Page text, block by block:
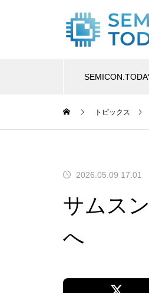
トピックス
2026.05.09 17:01
サムス
へ